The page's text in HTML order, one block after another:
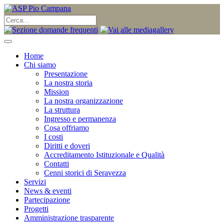
Home
Chi siamo
Presentazione
La nostra storia
Mission
La nostra organizzazione
La struttura
Ingresso e permanenza
Cosa offriamo
I costi
Diritti e doveri
Accreditamento Istituzionale e Qualità
Contatti
Cenni storici di Seravezza
Servizi
News & eventi
Partecipazione
Progetti
Amministrazione trasparente